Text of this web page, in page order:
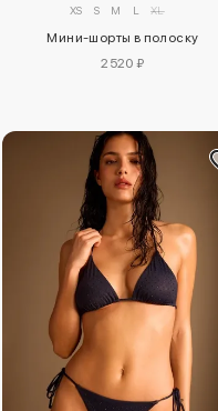
XS S M L XL
Мини-шорты в полоску
2520 ₽